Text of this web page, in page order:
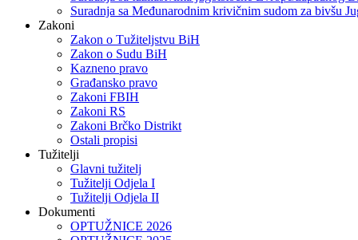
Suradnja sa Međunarodnim krivičnim sudom za bivšu
Zakoni
Zakon o Тužiteljstvu BiH
Zakon o Sudu BiH
Kazneno pravo
Građansko pravo
Zakoni FBIH
Zakoni RS
Zakoni Brčko Distrikt
Ostali propisi
Tužitelji
Glavni tužitelj
Tužitelji Odjela I
Tužitelji Odjela II
Dokumenti
OPTUŽNICE 2026